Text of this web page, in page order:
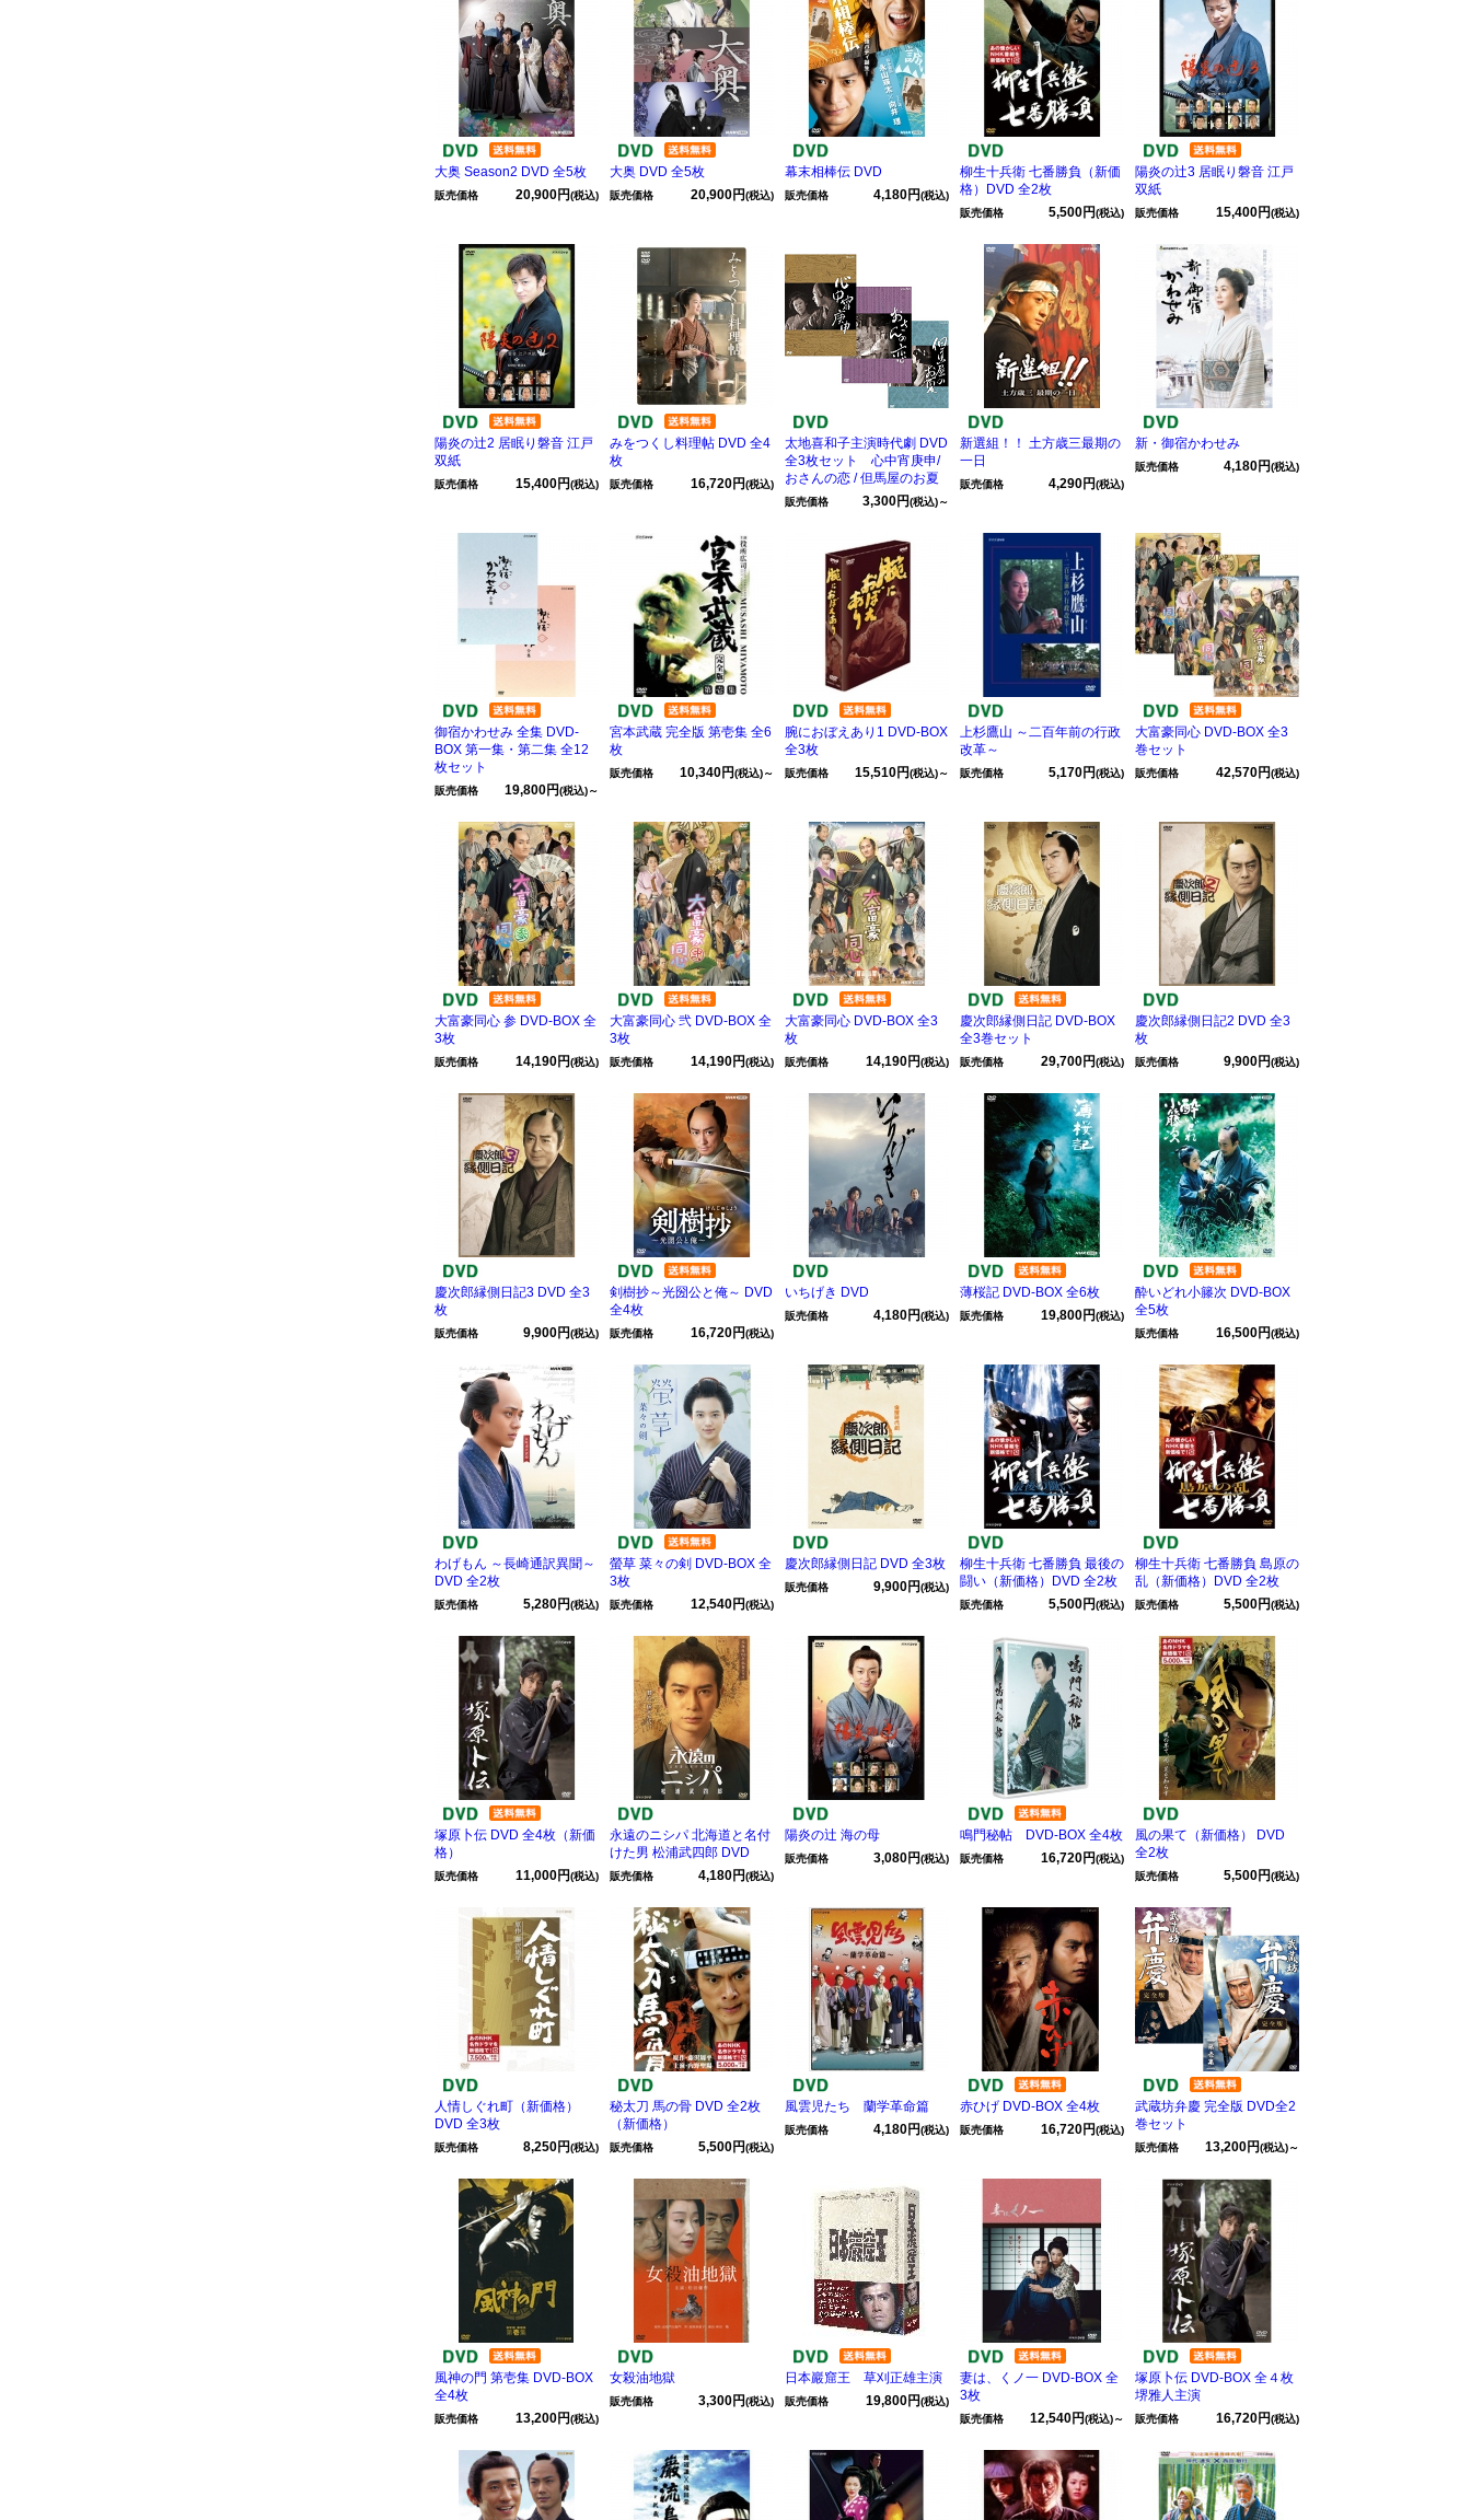
大奥 Season2 DVD 全5枚
販売価格 20,900円(税込)
大奥 DVD 全5枚
販売価格 20,900円(税込)
幕末相棒伝 DVD
販売価格 4,180円(税込)
柳生十兵衛 七番勝負（新価
格）DVD 全2枚
販売価格 5,500円(税込)
陽炎の辻3 居眠り磐音 江戸
双紙
販売価格 15,400円(税込)
陽炎の辻2 居眠り磐音 江戸
双紙
販売価格 15,400円(税込)
みをつくし料理帖 DVD 全4
枚
販売価格 16,720円(税込)
太地喜和子主演時代劇 DVD
全3枚セット 心中宵庚申/
おさんの恋 / 但馬屋のお夏
販売価格 3,300円(税込)～
新選組！！ 土方歳三最期の
一日
販売価格 4,290円(税込)
新・御宿かわせみ
販売価格 4,180円(税込)
御宿かわせみ 全集 DVD-
BOX 第一集・第二集 全12
枚セット
販売価格 19,800円(税込)～
宮本武蔵 完全版 第壱集 全6
枚
販売価格 10,340円(税込)～
腕におぼえあり1 DVD-BOX
全3枚
販売価格 15,510円(税込)～
上杉鷹山 ～二百年前の行政
改革～
販売価格 5,170円(税込)
大富豪同心 DVD-BOX 全3
巻セット
販売価格 42,570円(税込)
大富豪同心 参 DVD-BOX 全
3枚
販売価格 14,190円(税込)
大富豪同心 弐 DVD-BOX 全
3枚
販売価格 14,190円(税込)
大富豪同心 DVD-BOX 全3
枚
販売価格 14,190円(税込)
慶次郎縁側日記 DVD-BOX
全3巻セット
販売価格 29,700円(税込)
慶次郎縁側日記2 DVD 全3
枚
販売価格 9,900円(税込)
慶次郎縁側日記3 DVD 全3
枚
販売価格 9,900円(税込)
剣樹抄～光圀公と俺～ DVD
全4枚
販売価格 16,720円(税込)
いちげき DVD
販売価格 4,180円(税込)
薄桜記 DVD-BOX 全6枚
販売価格 19,800円(税込)
酔いどれ小籐次 DVD-BOX
全5枚
販売価格 16,500円(税込)
わげもん ～長崎通訳異聞～
DVD 全2枚
販売価格 5,280円(税込)
螢草 菜々の剣 DVD-BOX 全
3枚
販売価格 12,540円(税込)
慶次郎縁側日記 DVD 全3枚
販売価格 9,900円(税込)
柳生十兵衛 七番勝負 最後の
闘い（新価格）DVD 全2枚
販売価格 5,500円(税込)
柳生十兵衛 七番勝負 島原の
乱（新価格）DVD 全2枚
販売価格 5,500円(税込)
塚原卜伝 DVD 全4枚（新価
格）
販売価格 11,000円(税込)
永遠のニシパ 北海道と名付
けた男 松浦武四郎 DVD
販売価格 4,180円(税込)
陽炎の辻 海の母
販売価格 3,080円(税込)
鳴門秘帖 DVD-BOX 全4枚
販売価格 16,720円(税込)
風の果て（新価格） DVD
全2枚
販売価格 5,500円(税込)
人情しぐれ町（新価格）
DVD 全3枚
販売価格 8,250円(税込)
秘太刀 馬の骨 DVD 全2枚
（新価格）
販売価格 5,500円(税込)
風雲児たち 蘭学革命篇
販売価格 4,180円(税込)
赤ひげ DVD-BOX 全4枚
販売価格 16,720円(税込)
武蔵坊弁慶 完全版 DVD全2
巻セット
販売価格 13,200円(税込)～
風神の門 第壱集 DVD-BOX
全4枚
販売価格 13,200円(税込)
女殺油地獄
販売価格 3,300円(税込)
日本巖窟王 草刈正雄主演
販売価格 19,800円(税込)
妻は、くノ一 DVD-BOX 全
3枚
販売価格 12,540円(税込)～
塚原卜伝 DVD-BOX 全４枚
堺雅人主演
販売価格 16,720円(税込)